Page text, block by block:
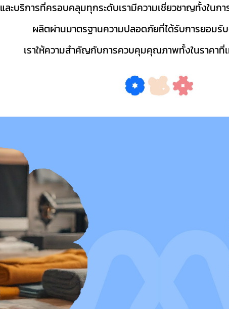
และบริการที่ครอบคลุมทุกระดับเรามีความเชี่ยวชาญทั้งในก
ผลิตผ่านมาตรฐานความปลอดภัยที่ได้รับการยอมรั
เราให้ความสำคัญกับการควบคุมคุณภาพทั้งในราคาที่